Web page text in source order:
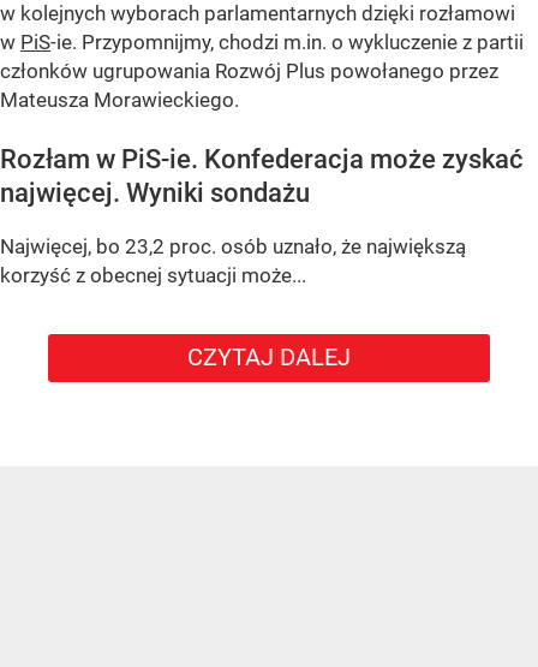
w kolejnych wyborach parlamentarnych dzięki rozłamowi
w PiS-ie. Przypomnijmy, chodzi m.in. o wykluczenie z partii
członków ugrupowania Rozwój Plus powołanego przez
Mateusza Morawieckiego.
Rozłam w PiS-ie. Konfederacja może zyskać
najwięcej. Wyniki sondażu
Najwięcej, bo 23,2 proc. osób uznało, że największą
korzyść z obecnej sytuacji może...
CZYTAJ DALEJ